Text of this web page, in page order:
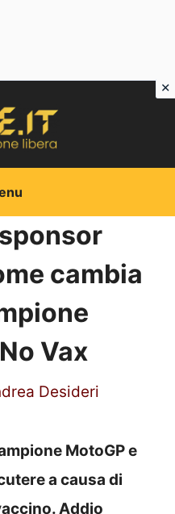
cambia
Vax
Desideri
MotoGP e
a causa di
Addio